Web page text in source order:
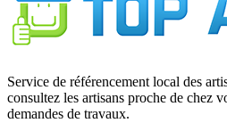
Service de référencement local des
consultez les artisans proche de chez
demandes de travaux.